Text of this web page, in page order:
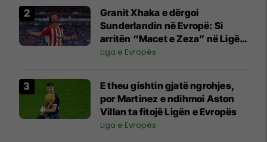
Granit Xhaka e dërgoi
Sunderlandin në Evropë: Si
arritën “Macet e Zeza” në Ligën
e Evropës pas më shumë se 50
Liga e Evropës
E theu gishtin gjatë ngrohjes,
por Martinez e ndihmoi Aston
Villan ta fitojë Ligën e Evropës
Liga e Evropës